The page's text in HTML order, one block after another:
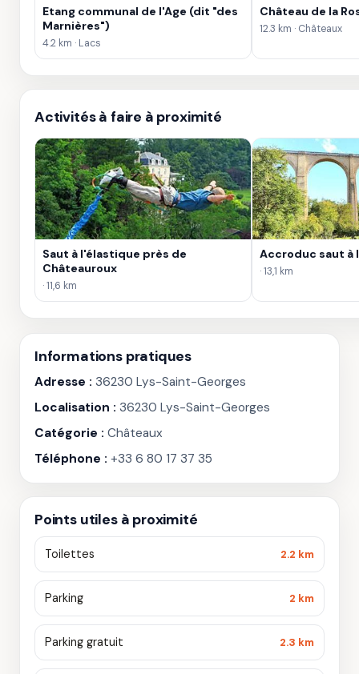
Etang communal de l'Age (dit "des
Marnières")
4.2 km · Lacs
Château de la
12.3 km · Châteaux
Activités à faire à proximité
Saut à l'élastique près de
Châteauroux
· 11,6 km
Accroduc saut à
· 13,1 km
Informations pratiques
Adresse : 36230 Lys-Saint-Georges
Localisation : 36230 Lys-Saint-Georges
Catégorie : Châteaux
Téléphone : +33 6 80 17 37 35
Points utiles à proximité
Toilettes 2.2 km
Parking 2 km
Parking gratuit 2.3 km